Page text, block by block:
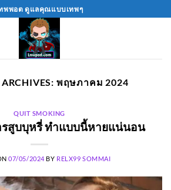
พพอต ดูแลคุณแบบเทพๆ
พฤษภาคม 2024
QUIT SMOKING
สูบบุหรี่ ทำแบบนี้หายแน่นอน
07/05/2024 BY RELX99 SOMMAI